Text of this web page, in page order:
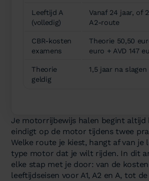
Leeftijd A
(volledig)
Vanaf 24 jaar, of
A2-route
CBR-kosten
examens
Theorie 50,50
euro + AVD 147
Theorie
geldig
1,5 jaar na slagen
Je motorrijbewijs halen begint altijd
eindigt op de motor tijdens twee
Welke route je kiest, hangt af van je
type motor dat je wilt rijden. In dit
elke stap met je door: van de
leeftijdseisen voor A1, A2 en A, tot